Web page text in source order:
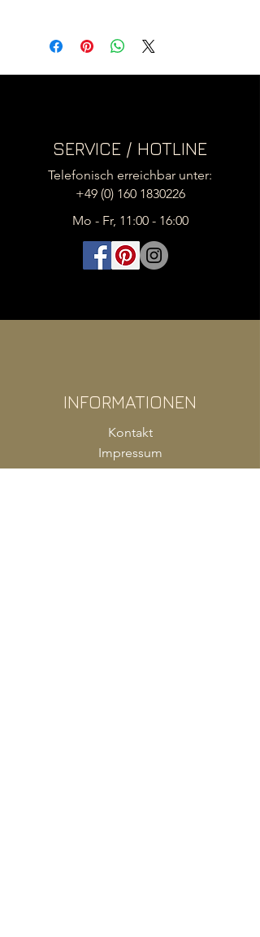
Endpreis inkl. 19% MwSt.
zzgl. Versandkosten (55,- €)
SERVICE / HOTLINE
Telefonisch erreichbar unter:
+49 (0) 160 1830226
Mo - Fr, 11:00 - 16:00
INFORMATIONEN
Kontakt
Impressum
FAQ